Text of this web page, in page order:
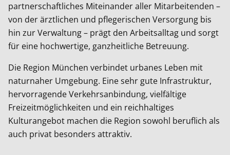
partnerschaftliches Miteinander aller Mitarbeitenden –
von der ärztlichen und pflegerischen Versorgung bis
hin zur Verwaltung – prägt den Arbeitsalltag und sorgt
für eine hochwertige, ganzheitliche Betreuung.
Die Region München verbindet urbanes Leben mit
naturnaher Umgebung. Eine sehr gute Infrastruktur,
hervorragende Verkehrsanbindung, vielfältige
Freizeitmöglichkeiten und ein reichhaltiges
Kulturangebot machen die Region sowohl beruflich als
auch privat besonders attraktiv.